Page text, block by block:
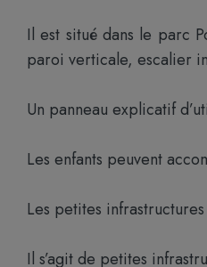
Il est situé dans le parc
paroi verticale, escalier
Un panneau explicatif
Les enfants peuvent
Les petites
Il s’agit de petites